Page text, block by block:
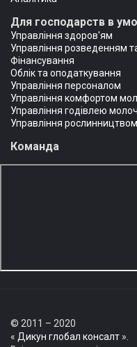
Для господарств в
Управління здоров'ям
Управління розведенням
Фінансування
Облік та оподаткування
Управління персоналом
Управління комфортом
Управління годівлею
Управління рослинництвом
Команда
© 2011 – 2020
« Дикун глобал консалт ».